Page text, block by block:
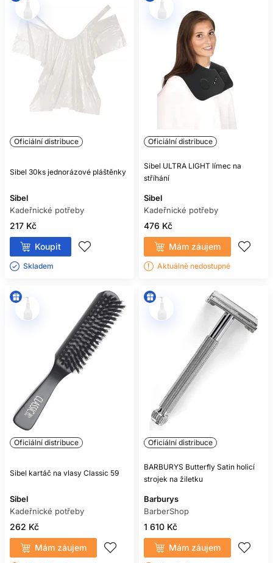
Oficiální distribuce
Sibel 30ks jednorázové pláštěnky
Sibel
Kadeřnické potřeby
217 Kč
Koupit
Skladem ㅤ
Oficiální distribuce
Sibel ULTRA LIGHT límec na
stříhání
Sibel
Kadeřnické potřeby
476 Kč
Mám záujem
Aktuálně nedostupné
Oficiální distribuce
Sibel kartáč na vlasy Classic 59
Sibel
Kadeřnické potřeby
262 Kč
Mám záujem
Oficiální distribuce
BARBURYS Butterfly Satin holicí
strojek na žiletku
Barburys
BarberShop
1 610 Kč
Mám záujem